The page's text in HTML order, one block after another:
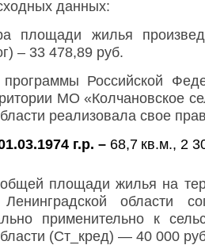
данных:
площади жилья
– 33 478,89 руб.
Российской
МО «Колчановское
реализовала свое
г.р. – 68,7 кв.м., 2
площади жилья на
области
применительно к
(Ст_кред) — 40 000